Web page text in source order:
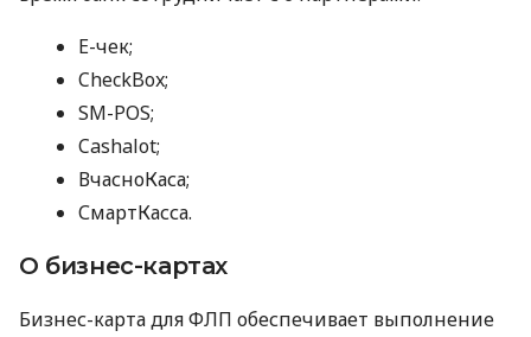
E-чек;
CheckBox;
SM-POS;
Cashalot;
ВчасноКаса;
СмартКасса.
О бизнес-картах
Бизнес-карта для ФЛП обеспечивает выполнение